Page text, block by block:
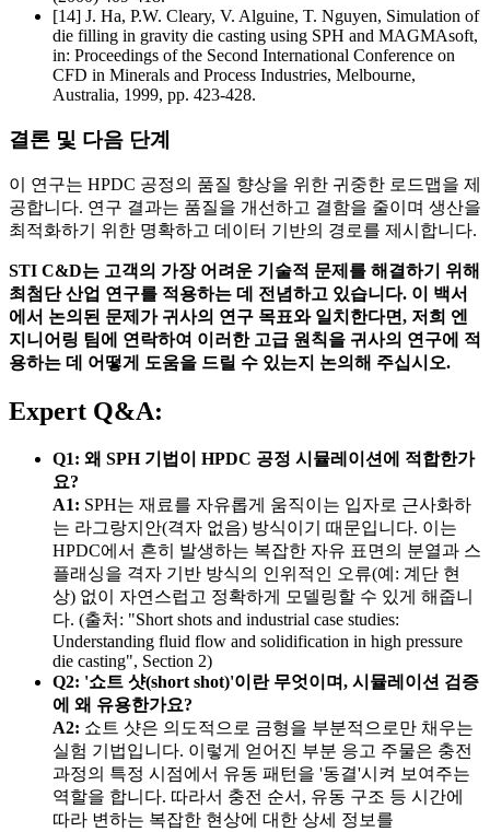
[14] J. Ha, P.W. Cleary, V. Alguine, T. Nguyen, Simulation of
die filling in gravity die casting using SPH and MAGMAsoft,
in: Proceedings of the Second International Conference on
CFD in Minerals and Process Industries, Melbourne,
Australia, 1999, pp. 423-428.
결론 및 다음 단계
이 연구는 HPDC 공정의 품질 향상을 위한 귀중한 로드맵을 제
공합니다. 연구 결과는 품질을 개선하고 결함을 줄이며 생산을
최적화하기 위한 명확하고 데이터 기반의 경로를 제시합니다.
STI C&D는 고객의 가장 어려운 기술적 문제를 해결하기 위해
최첨단 산업 연구를 적용하는 데 전념하고 있습니다. 이 백서
에서 논의된 문제가 귀사의 연구 목표와 일치한다면, 저희 엔
지니어링 팀에 연락하여 이러한 고급 원칙을 귀사의 연구에 적
용하는 데 어떻게 도움을 드릴 수 있는지 논의해 주십시오.
Expert Q&A:
Q1: 왜 SPH 기법이 HPDC 공정 시뮬레이션에 적합한가
요?
A1: SPH는 재료를 자유롭게 움직이는 입자로 근사화하
는 라그랑지안(격자 없음) 방식이기 때문입니다. 이는
HPDC에서 흔히 발생하는 복잡한 자유 표면의 분열과 스
플래싱을 격자 기반 방식의 인위적인 오류(예: 계단 현
상) 없이 자연스럽고 정확하게 모델링할 수 있게 해줍니
다. (출처: "Short shots and industrial case studies:
Understanding fluid flow and solidification in high pressure
die casting", Section 2)
Q2: '쇼트 샷(short shot)'이란 무엇이며, 시뮬레이션 검증
에 왜 유용한가요?
A2: 쇼트 샷은 의도적으로 금형을 부분적으로만 채우는
실험 기법입니다. 이렇게 얻어진 부분 응고 주물은 충전
과정의 특정 시점에서 유동 패턴을 '동결'시켜 보여주는
역할을 합니다. 따라서 충전 순서, 유동 구조 등 시간에
따라 변하는 복잡한 현상에 대한 상세 정보를